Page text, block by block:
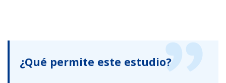
¿Qué permite este estudio?